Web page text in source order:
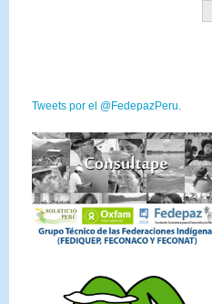
Tweets por el @FedepazPeru.